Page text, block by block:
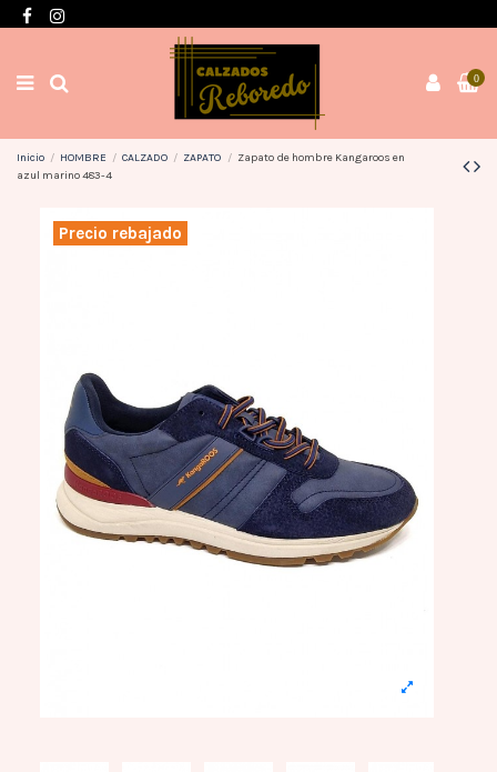
0
Inicio HOMBRE CALZADO ZAPATO
Zapato de hombre Kangaroos en
azul marino 483-4
Precio rebajado